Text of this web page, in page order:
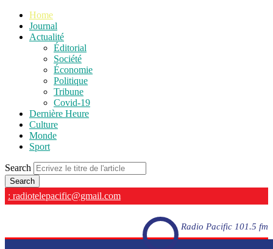
Home
Journal
Actualité
Éditorial
Société
Économie
Politique
Tribune
Covid-19
Dernière Heure
Culture
Monde
Sport
Search
: radiotelepacific@gmail.com
Radio Pacific 101.5 fm